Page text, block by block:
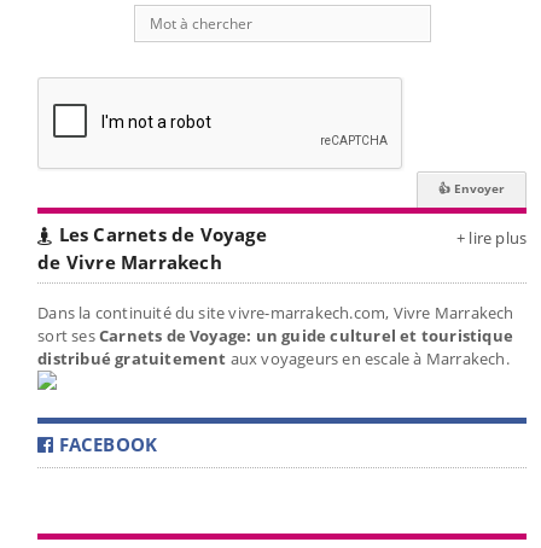
Les Carnets de Voyage
de Vivre Marrakech
+ lire plus
Dans la continuité du site vivre-marrakech.com, Vivre Marrakech
sort sesCarnets de Voyage: un guide culturel et touristique
distribué gratuitement aux voyageurs en escale à Marrakech.
FACEBOOK